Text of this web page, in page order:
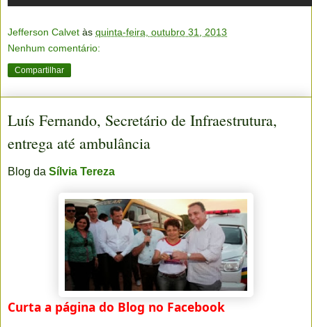
Jefferson Calvet às quinta-feira, outubro 31, 2013
Nenhum comentário:
Compartilhar
Luís Fernando, Secretário de Infraestrutura,
entrega até ambulância
Blog da Sílvia Tereza
Curta a página do Blog no Facebook